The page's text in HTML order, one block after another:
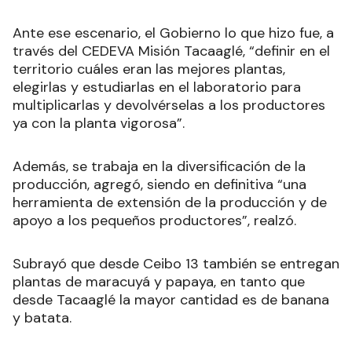
Ante ese escenario, el Gobierno lo que hizo fue, a
través del CEDEVA Misión Tacaaglé, “definir en el
territorio cuáles eran las mejores plantas,
elegirlas y estudiarlas en el laboratorio para
multiplicarlas y devolvérselas a los productores
ya con la planta vigorosa”.
Además, se trabaja en la diversificación de la
producción, agregó, siendo en definitiva “una
herramienta de extensión de la producción y de
apoyo a los pequeños productores”, realzó.
Subrayó que desde Ceibo 13 también se entregan
plantas de maracuyá y papaya, en tanto que
desde Tacaaglé la mayor cantidad es de banana
y batata.